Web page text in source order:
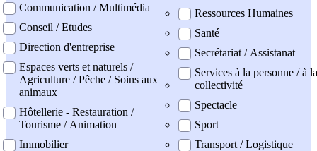
Communication / Multimédia
Conseil / Etudes
Direction d'entreprise
Espaces verts et naturels /
Agriculture / Pêche / Soins aux
animaux
Hôtellerie - Restauration /
Tourisme / Animation
Immobilier
Ressources Humaines
Santé
Secrétariat / Assistanat
Services à la personne / à la
collectivité
Spectacle
Sport
Transport / Logistique